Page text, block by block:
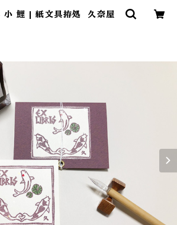
小 鯉 | 紙文具拵処 久奈屋